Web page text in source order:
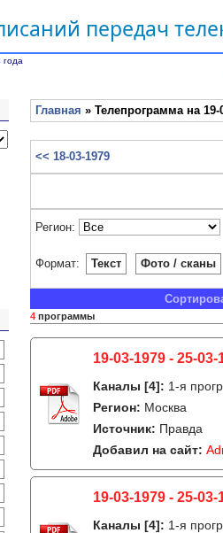
передач
Главная » Телепрограмма на 19-
<< 18-03-1979
Регион:
Формат: Текст Фото / сканы
4 программы
19-03-1979 - 25-03-
Каналы [4]: 1-я
Регион: Москва
Источник: Правда
Добавил на сайт:
19-03-1979 - 25-03-
Каналы [4]: 1-я